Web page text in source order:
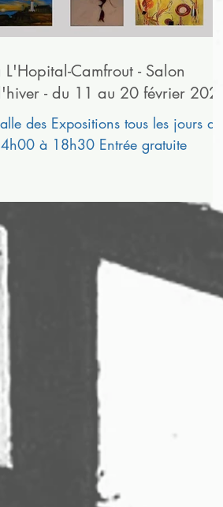
L'Hopital-Camfrout - Salon
- du 11 au 20 février 2022
des Expositions tous les jours de
à 18h30 Entrée gratuite